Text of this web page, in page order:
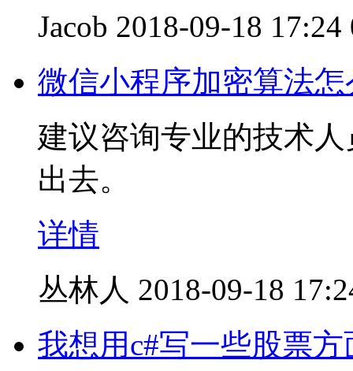
Jacob 2018-09-18 17:24
微信小程序加密算法
建议咨询专业的技术
出去。
详情
丛林人 2018-09-18
我想用c#写一些股票